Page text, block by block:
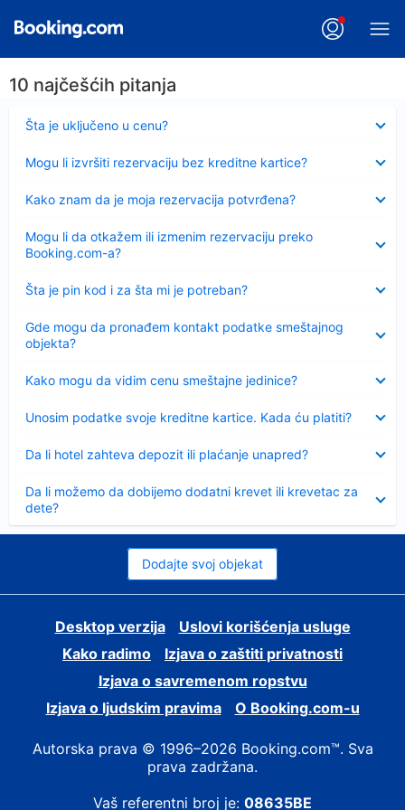
10 najčešćih pitanja
Šta je uključeno u cenu?
Sažeto
Mogu li izvršiti rezervaciju bez kreditne kartice?
Kako znam da je moja rezervacija potvrđena?
Mogu li da otkažem ili izmenim rezervaciju preko
Booking.com-a?
Šta je pin kod i za šta mi je potreban?
Sažeto
Gde mogu da pronađem kontakt podatke smeštajnog
objekta?
Kako mogu da vidim cenu smeštajne jedinice?
Unosim podatke svoje kreditne kartice. Kada ću platiti?
Da li hotel zahteva depozit ili plaćanje unapred?
Da li možemo da dobijemo dodatni krevet ili krevetac za
dete?
Dodajte svoj objekat
Desktop verzija
Uslovi korišćenja usluge
Kako radimo
Izjava o zaštiti privatnosti
Izjava o savremenom ropstvu
Izjava o ljudskim pravima
О Booking.com-u
Autorska prava © 1996–2026 Booking.com™. Sva
prava zadržana.
Vaš referentni broj je: 08635BE